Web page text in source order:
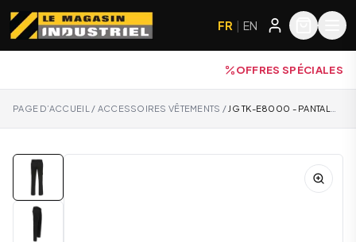
FR | EN
OFFRES SPÉCIALES
PAGE D’ACCUEIL / ACCESSOIRES VÊTEMENTS / JG TK-E8000 - PANTALON DE TRAVAIL CARGO EXTENSIBLE